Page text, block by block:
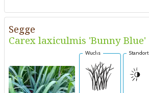
Segge
Carex laxiculmis 'Bunny Blue'
Wuchs Standort